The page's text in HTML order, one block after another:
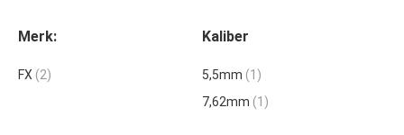
Merk:
FX (2)
Kaliber
5,5mm (1)
7,62mm (1)